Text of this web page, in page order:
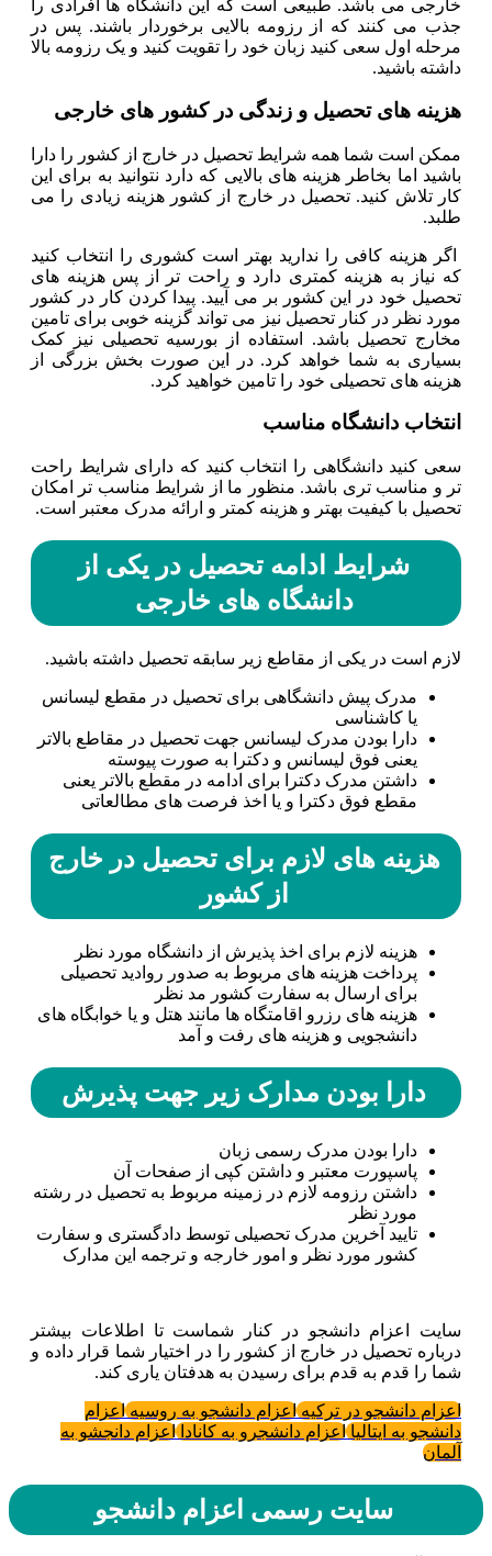
خارجی می باشد. طبیعی است که این دانشگاه ها افرادی را
جذب می کنند که از رزومه بالایی برخوردار باشند. پس در
مرحله اول سعی کنید زبان خود را تقویت کنید و یک رزومه بالا
داشته باشید.
هزینه های تحصیل و زندگی در کشور های خارجی
ممکن است شما همه شرایط تحصیل در خارج از کشور را دارا
باشید اما بخاطر هزینه های بالایی که دارد نتوانید به برای این
کار تلاش کنید. تحصیل در خارج از کشور هزینه زیادی را می
طلبد.
اگر هزینه کافی را ندارید بهتر است کشوری را انتخاب کنید
که نیاز به هزینه کمتری دارد و راحت تر از پس هزینه های
تحصیل خود در این کشور بر می آیید. پیدا کردن کار در کشور
مورد نظر در کنار تحصیل نیز می تواند گزینه خوبی برای تامین
مخارج تحصیل باشد. استفاده از بورسیه تحصیلی نیز کمک
بسیاری به شما خواهد کرد. در این صورت بخش بزرگی از
هزینه های تحصیلی خود را تامین خواهید کرد.
انتخاب دانشگاه مناسب
سعی کنید دانشگاهی را انتخاب کنید که دارای شرایط راحت
تر و مناسب تری باشد. منظور ما از شرایط مناسب تر امکان
تحصیل با کیفیت بهتر و هزینه کمتر و ارائه مدرک معتبر است.
شرایط ادامه تحصیل در یکی از
دانشگاه های خارجی
لازم است در یکی از مقاطع زیر سابقه تحصیل داشته باشید.
مدرک پیش دانشگاهی برای تحصیل در مقطع لیسانس
یا کاشناسی
دارا بودن مدرک لیسانس جهت تحصیل در مقاطع بالاتر
یعنی فوق لیسانس و دکترا به صورت پیوسته
داشتن مدرک دکترا برای ادامه در مقطع بالاتر یعنی
مقطع فوق دکترا و یا اخذ فرصت های مطالعاتی
هزینه های لازم برای تحصیل در خارج
از کشور
هزینه لازم برای اخذ پذیرش از دانشگاه مورد نظر
پرداخت هزینه های مربوط به صدور روادید تحصیلی
برای ارسال به سفارت کشور مد نظر
هزینه های رزرو اقامتگاه ها مانند هتل و یا خوابگاه های
دانشجویی و هزینه های رفت و آمد
دارا بودن مدارک زیر جهت پذیرش
دارا بودن مدرک رسمی زبان
پاسپورت معتبر و داشتن کپی از صفحات آن
داشتن رزومه لازم در زمینه مربوط به تحصیل در رشته
مورد نظر
تایید آخرین مدرک تحصیلی توسط دادگستری و سفارت
کشور مورد نظر و امور خارجه و ترجمه این مدارک
سایت اعزام دانشجو در کنار شماست تا اطلاعات بیشتر
درباره تحصیل در خارج از کشور را در اختیار شما قرار داده و
شما را قدم به قدم برای رسیدن به هدفتان یاری کند.
اعزام دانشجو در ترکیه اعزام دانشجو به روسیه اعزام
دانشجو به ایتالیا اعزام دانشجرو به کانادا اعزام دانجشو به
آلمان
سایت رسمی اعزام دانشجو